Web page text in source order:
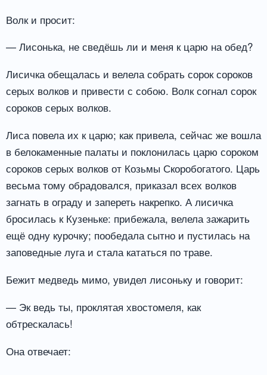
Волк и просит:
— Лисонька, не сведёшь ли и меня к царю на обед?
Лисичка обещалась и велела собрать сорок сороков
серых волков и привести с собою. Волк согнал сорок
сороков серых волков.
Лиса повела их к царю; как привела, сейчас же вошла
в белокаменные палаты и поклонилась царю сороком
сороков серых волков от Козьмы Скоробогатого. Царь
весьма тому обрадовался, приказал всех волков
загнать в ограду и запереть накрепко. А лисичка
бросилась к Кузеньке: прибежала, велела зажарить
ещё одну курочку; пообедала сытно и пустилась на
заповедные луга и стала кататься по траве.
Бежит медведь мимо, увидел лисоньку и говорит:
— Эк ведь ты, проклятая хвостомеля, как
обтрескалась!
Она отвечает: